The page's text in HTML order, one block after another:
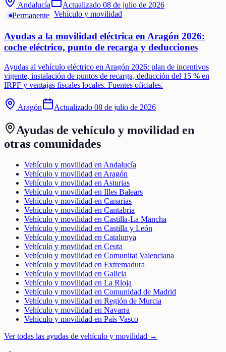
Andalucía Actualizado 08 de julio de 2026
Permanente Vehículo y movilidad
Ayudas a la movilidad eléctrica en Aragón 2026:
coche eléctrico, punto de recarga y deducciones
Ayudas al vehículo eléctrico en Aragón 2026: plan de incentivos
vigente, instalación de puntos de recarga, deducción del 15 % en
IRPF y ventajas fiscales locales. Fuentes oficiales.
Aragón Actualizado 08 de julio de 2026
Ayudas de vehículo y movilidad en
otras comunidades
Vehículo y movilidad en Andalucía
Vehículo y movilidad en Aragón
Vehículo y movilidad en Asturias
Vehículo y movilidad en Illes Balears
Vehículo y movilidad en Canarias
Vehículo y movilidad en Cantabria
Vehículo y movilidad en Castilla-La Mancha
Vehículo y movilidad en Castilla y León
Vehículo y movilidad en Catalunya
Vehículo y movilidad en Ceuta
Vehículo y movilidad en Comunitat Valenciana
Vehículo y movilidad en Extremadura
Vehículo y movilidad en Galicia
Vehículo y movilidad en La Rioja
Vehículo y movilidad en Comunidad de Madrid
Vehículo y movilidad en Región de Murcia
Vehículo y movilidad en Navarra
Vehículo y movilidad en País Vasco
Ver todas las ayudas de vehículo y movilidad →